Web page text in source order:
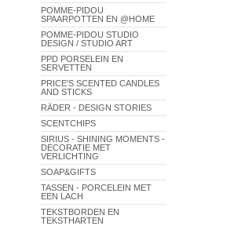
POMME-PIDOU
SPAARPOTTEN EN @HOME
POMME-PIDOU STUDIO
DESIGN / STUDIO ART
PPD PORSELEIN EN
SERVETTEN
PRICE'S SCENTED CANDLES
AND STICKS
RÄDER - DESIGN STORIES
SCENTCHIPS
SIRIUS - SHINING MOMENTS -
DECORATIE MET
VERLICHTING
SOAP&GIFTS
TASSEN - PORCELEIN MET
EEN LACH
TEKSTBORDEN EN
TEKSTHARTEN